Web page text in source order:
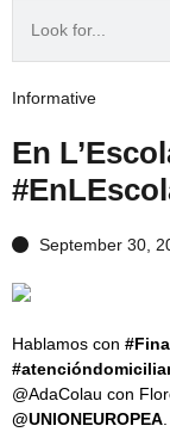
Informative
En
September 30,
Hablamos con
@AdaColau con
@UNIONEUROPEA